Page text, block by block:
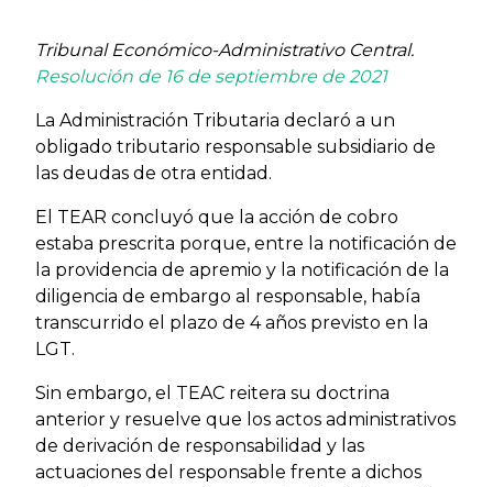
Tribunal Económico-Administrativo Central.
Resolución de 16 de septiembre de 2021
La Administración Tributaria declaró a un
obligado tributario responsable subsidiario de
las deudas de otra entidad.
El TEAR concluyó que la acción de cobro
estaba prescrita porque, entre la notificación de
la providencia de apremio y la notificación de la
diligencia de embargo al responsable, había
transcurrido el plazo de 4 años previsto en la
LGT.
Sin embargo, el TEAC reitera su doctrina
anterior y resuelve que los actos administrativos
de derivación de responsabilidad y las
actuaciones del responsable frente a dichos